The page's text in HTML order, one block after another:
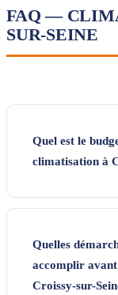
FAQ —
SUR-SEINE
Quel est le
climatisation à
Quelles
accomplir
Croissy-sur-